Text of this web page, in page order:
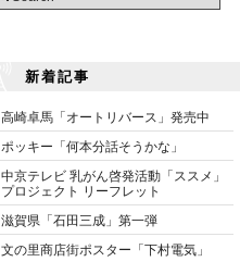
新着記事
高崎卓馬「オートリバース」発売中
ポッキー「何本分話そうかな」
中京テレビ 乳がん啓発活動「ススメ」
プロジェクト リーフレット
滋賀県「石田三成」第一弾
文の里商店街ポスター「下村電気」